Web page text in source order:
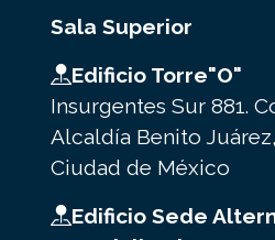
Sala Superior
Edificio Torre"O"
Insurgentes Sur 881.
Alcaldía Benito Juárez,
Ciudad de México
Edificio Sede